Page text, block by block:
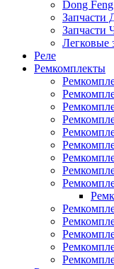
Dong Feng
Запчасти
Легковые
Реле
Ремкомплекты